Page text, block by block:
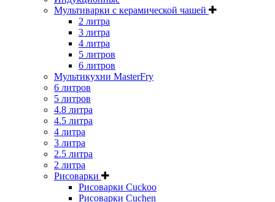
Мультиварки с керамической чашей
2 литра
3 литра
4 литра
5 литров
6 литров
Мультикухни MasterFry
6 литров
5 литров
4.8 литра
4.5 литра
4 литра
3 литра
2.5 литра
2 литра
Рисоварки
Рисоварки Cuckoo
Рисоварки Cuchen